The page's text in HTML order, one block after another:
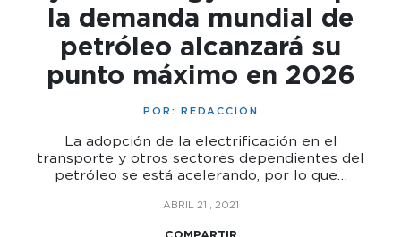
la demanda mundial de
petróleo alcanzará su
punto máximo en 2026
POR: REDACCIÓN
La adopción de la electrificación en el
transporte y otros sectores dependientes del
petróleo se está acelerando, por lo que…
ABRIL 21 , 2021